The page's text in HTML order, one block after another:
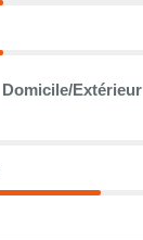
Domicile/Extérieur